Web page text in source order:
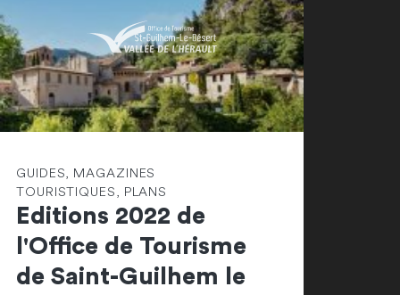
GUIDES, MAGAZINES
TOURISTIQUES, PLANS
Editions 2022 de
l'Office de Tourisme
de Saint-Guilhem le